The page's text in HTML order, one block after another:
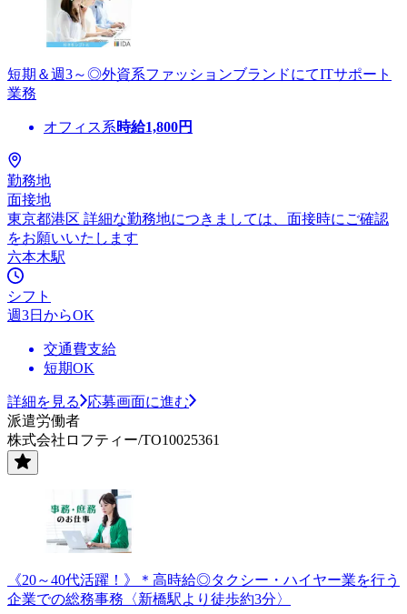
短期＆週3～◎外資系ファッションブランドにてITサポート
業務
オフィス系時給1,800円
勤務地
面接地
東京都港区 詳細な勤務地につきましては、面接時にご確認
をお願いいたします
六本木駅
シフト
週3日からOK
交通費支給
短期OK
詳細を見る
応募画面に進む
派遣労働者
株式会社ロフティー/TO10025361
《20～40代活躍！》＊高時給◎タクシー・ハイヤー業を行う
企業での総務事務〈新橋駅より徒歩約3分〉